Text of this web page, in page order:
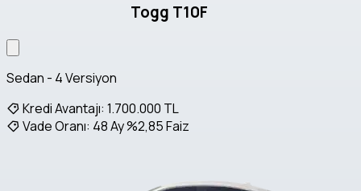
Togg T10F
Sedan - 4 Versiyon
Kredi Avantajı: 1.700.000 TL
Vade Oranı: 48 Ay %2,85 Faiz